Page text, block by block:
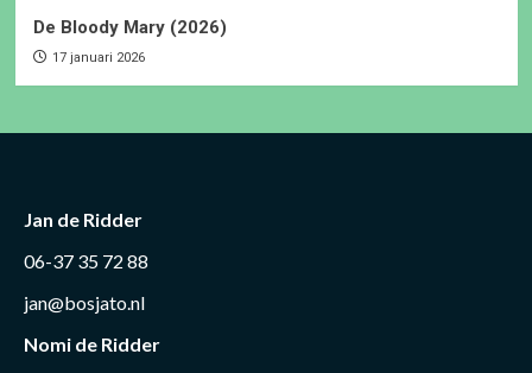
De Bloody Mary (2026)
17 januari 2026
Jan de Ridder
06-37 35 72 88
jan@bosjato.nl
Nomi de Ridder